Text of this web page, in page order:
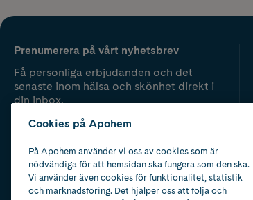
Prenumerera på vårt nyhetsbrev
Få personliga erbjudanden och det
senaste inom hälsa och skönhet direkt i
din inbox.
Cookies på Apohem
På Apohem använder vi oss av cookies som är
nödvändiga för att hemsidan ska fungera som den ska.
Vi använder även cookies för funktionalitet, statistik
och marknadsföring. Det hjälper oss att följa och